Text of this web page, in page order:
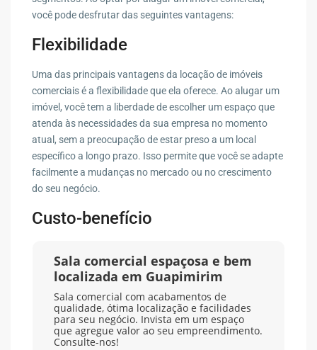
você pode desfrutar das seguintes vantagens:
Flexibilidade
Uma das principais vantagens da locação de imóveis
comerciais é a flexibilidade que ela oferece. Ao alugar um
imóvel, você tem a liberdade de escolher um espaço que
atenda às necessidades da sua empresa no momento
atual, sem a preocupação de estar preso a um local
específico a longo prazo. Isso permite que você se adapte
facilmente a mudanças no mercado ou no crescimento
do seu negócio.
Custo-benefício
Sala comercial espaçosa e bem
localizada em Guapimirim
Sala comercial com acabamentos de
qualidade, ótima localização e facilidades
para seu negócio. Invista em um espaço
que agregue valor ao seu empreendimento.
Consulte-nos!